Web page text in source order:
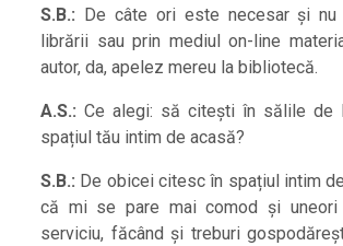
S.B.: De câte ori este necesar și
librării sau prin mediul on-line
autor, da, apelez mereu la bibliotecă.
A.S.: Ce alegi: să citești în sălile de
spațiul tău intim de acasă?
S.B.: De obicei citesc în spațiul intim
că mi se pare mai comod și
serviciu, făcând și treburi